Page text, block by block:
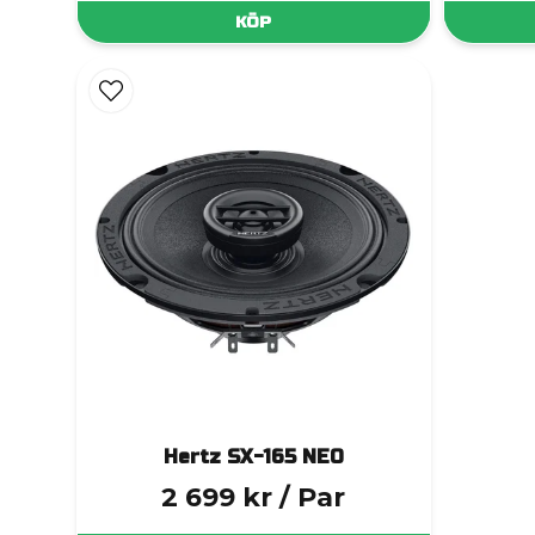
KÖP
Hertz SX-165 NEO
2 699 kr / Par